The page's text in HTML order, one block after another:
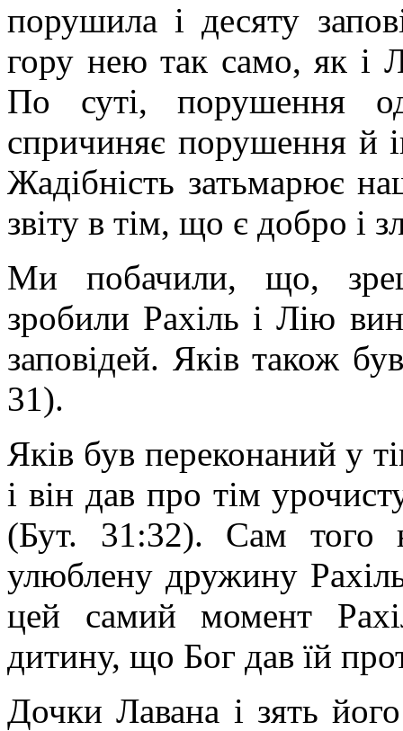
порушила і десяту
гору нею так само, як і
По суті, порушення
спричиняє порушення й
Жадібність затьмарює
звіту в тім, що є добро і
Ми побачили, що,
зробили Рахіль і Лію
заповідей. Яків також
31).
Яків був переконаний у
і він дав про тім
(Бут. 31:32). Сам того
улюблену дружину
цей самий момент
дитину, що Бог дав їй
Дочки Лавана і зять